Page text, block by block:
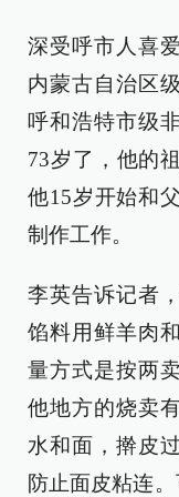
深受呼市人喜
内蒙古自治区
呼和浩特市级
73岁了，他的
他15岁开始和
制作工作。
李英告诉记者
馅料用鲜羊肉
量方式是按两
他地方的烧卖
水和面，擀皮
防止面皮粘连